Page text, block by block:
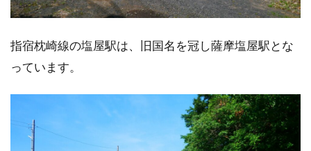
指宿枕崎線の塩屋駅は、旧国名を冠し薩摩塩屋駅とな
っています。